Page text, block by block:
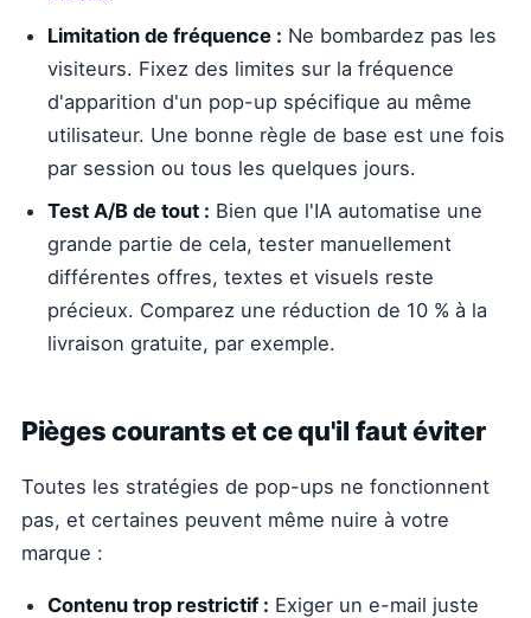
Limitation de fréquence : Ne bombardez pas les
visiteurs. Fixez des limites sur la fréquence
d'apparition d'un pop-up spécifique au même
utilisateur. Une bonne règle de base est une fois
par session ou tous les quelques jours.
Test A/B de tout : Bien que l'IA automatise une
grande partie de cela, tester manuellement
différentes offres, textes et visuels reste
précieux. Comparez une réduction de 10 % à la
livraison gratuite, par exemple.
Pièges courants et ce qu'il faut éviter
Toutes les stratégies de pop-ups ne fonctionnent
pas, et certaines peuvent même nuire à votre
marque :
Contenu trop restrictif : Exiger un e-mail juste